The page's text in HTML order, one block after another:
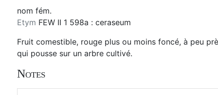
nom fém.
Etym FEW II 1 598a : ceraseum
Fruit comestible, rouge plus ou moins foncé, à peu
qui pousse sur un arbre cultivé.
Notes